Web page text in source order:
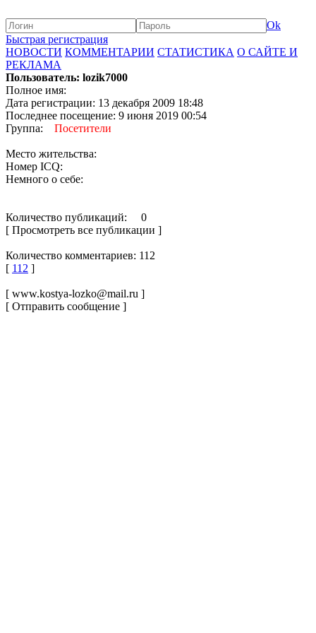
Ok
Быстрая регистрация
НОВОСТИ КОММЕНТАРИИ СТАТИСТИКА О САЙТЕ И
РЕКЛАМА
Пользователь: lozik7000
Полное имя:
Дата регистрации: 13 декабря 2009 18:48
Последнее посещение: 9 июня 2019 00:54
Группа: Посетители
Место жительства:
Номер ICQ:
Немного о себе:
Количество публикаций: 0
[ Просмотреть все публикации ]
Количество комментариев: 112
[ 112 ]
[ www.kostya-lozko@mail.ru ]
[ Отправить сообщение ]